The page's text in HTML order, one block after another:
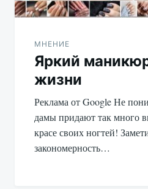
МНЕНИЕ
Яркий
жизни
Реклама от Google Не
дамы придают так много
красе своих ногтей!
закономерность…